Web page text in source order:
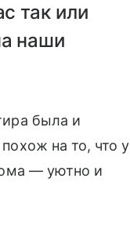
так или
наши
была и
на то, что у
— уютно и